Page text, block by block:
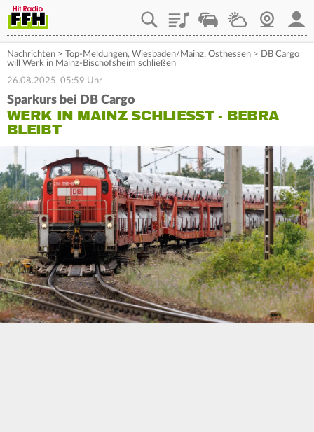
PlaylistStaupilotWetterWebcam
Nachrichten > Top-Meldungen, Wiesbaden/Mainz, Osthessen > DB Cargo
will Werk in Mainz-Bischofsheim schließen
26.08.2025, 05:59 Uhr
Sparkurs bei DB Cargo
WERK IN MAINZ SCHLIESST - BEBRA B
LEIBT